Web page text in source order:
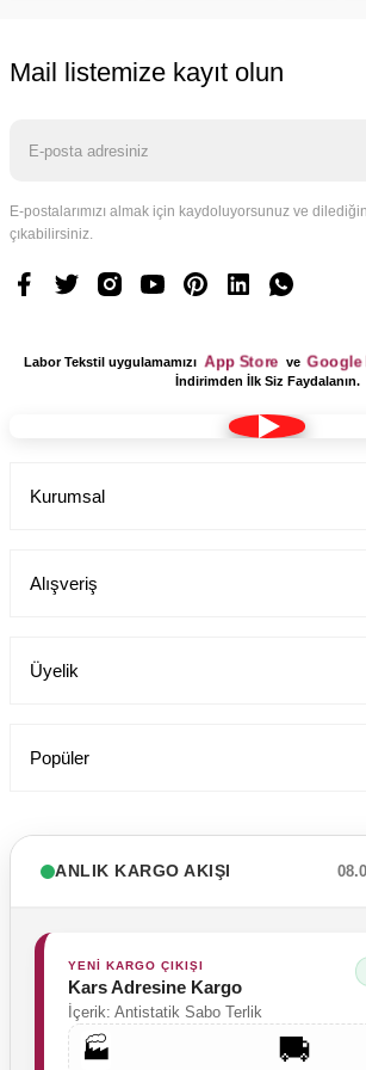
Cerrahi bone teknisyen desenli kadın erkek
99,00 TL
Likrali Pamuklu Kadın Tek Üst Rg03 Pati
Mail listemize kayıt olun
E-postalarımızı almak için kaydoluyorsunuz ve
çıkabilirsiniz.
Labor Tekstil uygulamamızı App Store ve Google
İndirimden İlk Siz Faydalanın.
Kurumsal
Alışveriş
Üyelik
Popüler
ANLIK KARGO AKIŞI
YENİ KARGO ÇIKIŞI
Kars Adresine Kargo
İçerik: Antistatik Sabo Terlik
🏭 🚚